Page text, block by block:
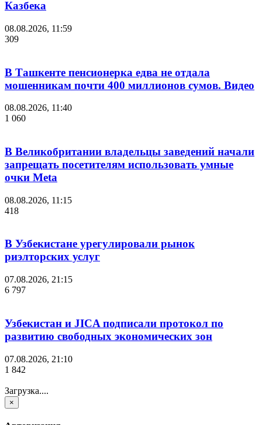
Казбека
08.08.2026, 11:59
309
В Ташкенте пенсионерка едва не отдала
мошенникам почти 400 миллионов сумов. Видео
08.08.2026, 11:40
1 060
В Великобритании владельцы заведений начали
запрещать посетителям использовать умные
очки Meta
08.08.2026, 11:15
418
В Узбекистане урегулировали рынок
риэлторских услуг
07.08.2026, 21:15
6 797
Узбекистан и JICA подписали протокол по
развитию свободных экономических зон
07.08.2026, 21:10
1 842
Загрузка....
×